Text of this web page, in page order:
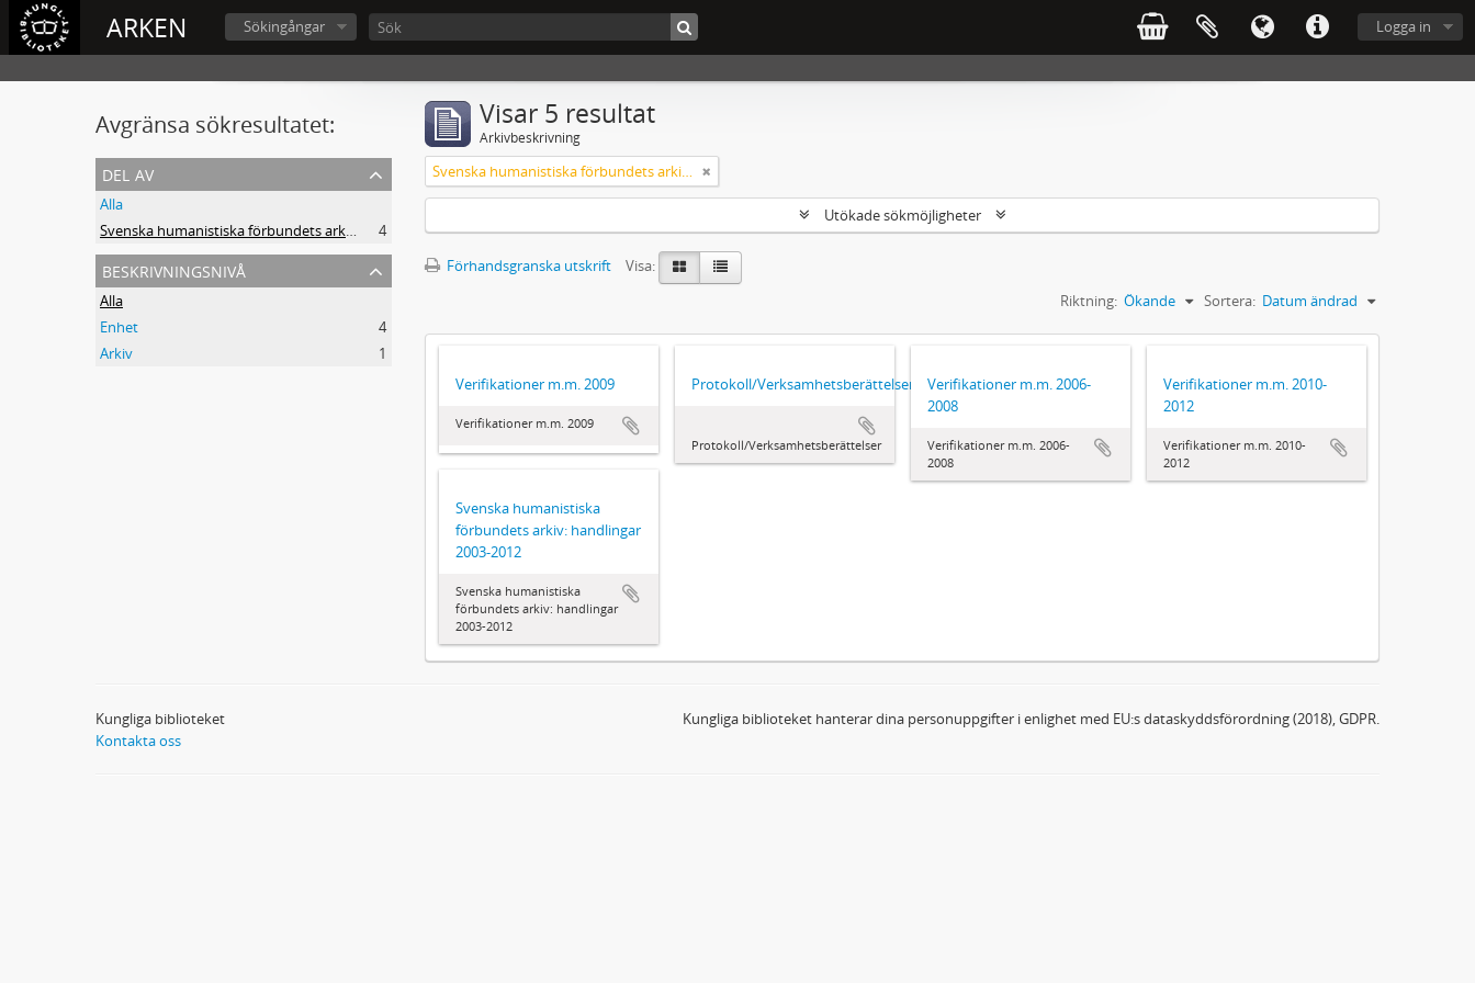
ARKEN Logga in
Sökingångar
Avgränsa sökresultatet:
del av
Alla
Svenska humanistiska förbundets arkiv: handlingar 2003-2012
4
beskrivningsnivå
Alla
Enhet
4
Arkiv
1
Visar 5 resultat
Arkivbeskrivning
Svenska humanistiska förbundets arkiv: handlingar 2003-2012
Utökade sökmöjligheter
Förhandsgranska utskrift
Visa:
Sortera: Datum ändrad
Riktning: Ökande
Verifikationer m.m. 2009
Verifikationer m.m. 2009
Protokoll/Verksamhetsberättelser
Protokoll/Verksamhetsberättelser
Verifikationer m.m. 2006-
2008
Verifikationer m.m. 2006-
2008
Verifikationer m.m. 2010-
2012
Verifikationer m.m. 2010-
2012
Svenska humanistiska
förbundets arkiv: handlingar
2003-2012
Svenska humanistiska
förbundets arkiv: handlingar
2003-2012
Kungliga biblioteket
Kontakta oss
Kungliga biblioteket hanterar dina personuppgifter i enlighet med EU:s dataskyddsförordning (2018), GDPR.